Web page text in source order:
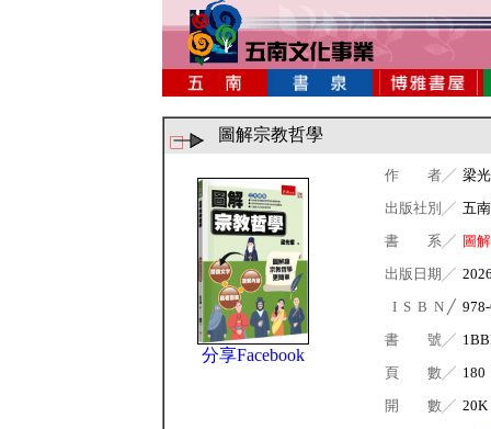
圖解宗教哲學
分享Facebook
作 者╱ 梁
出版社別╱ 五南
書 系╱ 圖
出版日期╱
I S B N ╱
書 號╱
頁 數╱ 180
開 數╱ 20K